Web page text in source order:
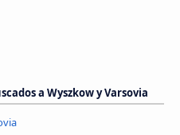
a Wyszkow y Varsovia